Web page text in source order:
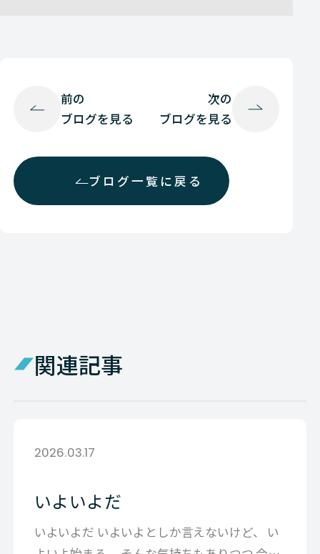
前の
ブログを見る
ブログ一覧に戻る
次の
ブログを見る
関連記事
2026.03.17
いよいよだ
いよいよだ いよいよとしか言えないけど、 い